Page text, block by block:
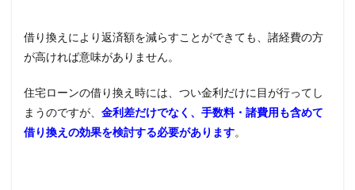
借り換えにより返済額を減らすことができても、諸経費の方
が高ければ意味がありません。
住宅ローンの借り換え時には、つい金利だけに目が行ってし
まうのですが、 金利差だけでなく、手数料・諸費用も含めて
借り換えの効果を検討する必要があります。